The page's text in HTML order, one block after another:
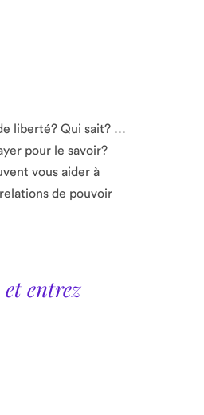
liberté? Qui sait? …
pour le savoir?
vous aider à
de pouvoir
entrez